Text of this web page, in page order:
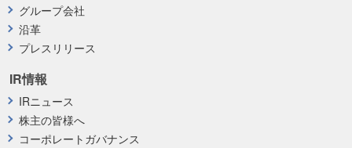
グループ会社
沿革
プレスリリース
IR情報
IRニュース
株主の皆様へ
コーポレートガバナンス